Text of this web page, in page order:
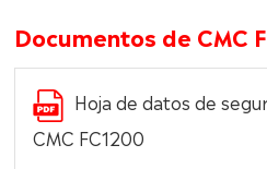
Documentos de CMC
Hoja de datos de
CMC FC1200